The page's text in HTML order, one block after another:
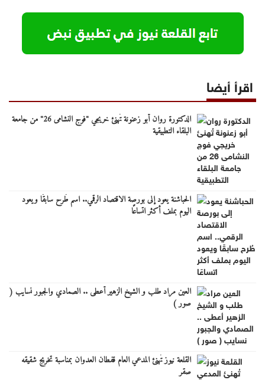
اقرأ أيضا
الدكتورة روان أبو زعنونة تُهنئ خريجي "فوج النشامى 26" من جامعة
البلقاء التطبيقية
الحباشنة يعود إلى بورصة الاقتصاد الرقمي.. اسم طُرح سابقًا ويعود
اليوم بملف أكثر اتساعًا
العين مراد طلب و الشيخ الزهير أعطى .. الصمادي والجبور نسايب (
صور )
القلعة نيوز تُهنئ المدعي العام قفطان العدوان بمناسبة تخريج شقيقه
صقر